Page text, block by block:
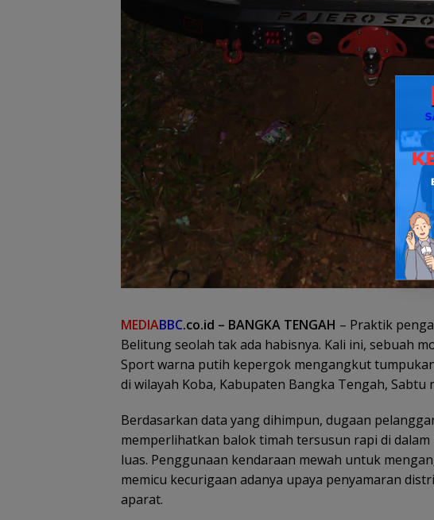
MEDIABBC.co.id – BANGKA TENGAH – Praktik
Belitung seolah tak ada habisnya. Kali ini, sebuah
Sport warna putih kepergok mengangkut
di wilayah Koba, Kabupaten Bangka Tengah, Sabtu
​Berdasarkan data yang dihimpun, dugaan
memperlihatkan balok timah tersusun rapi di
luas. Penggunaan kendaraan mewah untuk
memicu kecurigaan adanya upaya penyamaran
aparat.